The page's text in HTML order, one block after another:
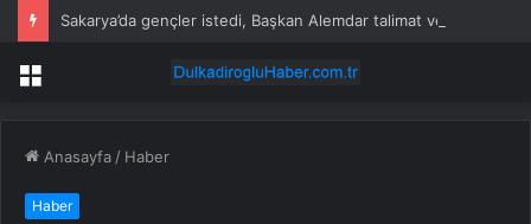
Sakarya’da gençler istedi, Başkan Alemdar talimat verdi
Menü
Anasayfa / Haber
Haber